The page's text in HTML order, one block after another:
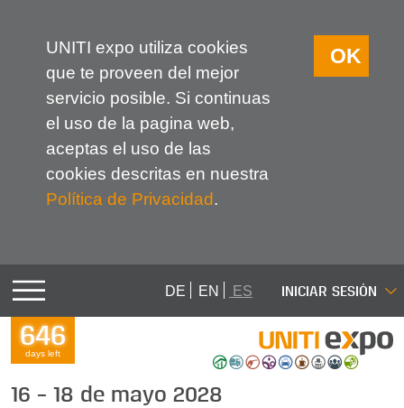
UNITI expo utiliza cookies
que te proveen del mejor
servicio posible. Si continuas
el uso de la pagina web,
aceptas el uso de las
cookies descritas en nuestra
Política de Privacidad.
OK
DE EN ES INICIAR SESIÓN
646
days left
16 – 18 de mayo 2028